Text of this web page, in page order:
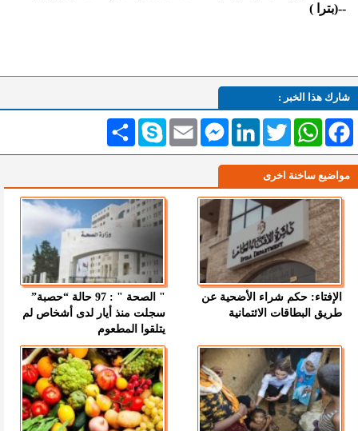
--(بترا )
شارك هذا الخبر :
انشر Skype Email
MessengerLinkedInTwitterWhatsAppFacebook
مواضيع ساخنة اخرى
الإفتاء: حكم شراء الأضحية عن
طريق البطاقات الائتمانية
" الصحة " : 97 حالة “حصبة”
سجلت منذ أيار لدى أشخاص لم
يتلقوا المطعوم